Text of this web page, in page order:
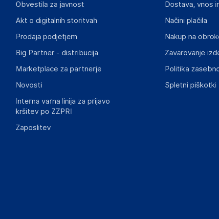
Mary Kingsleystraat 1, 5928 SK Venlo
The Netherlands
Slike o varnosti izdelka
Slike o varnosti izdelka vsebujejo opozorila na embalaži
Obvestila za javnost
Akt o digitalnih storitvah
Prodaja podjetjem
Big Partner - distribucija
Marketplace za partnerje
Novosti
Interna varna linija za prijavo
kršitev po ZZPRI
Zaposlitev
Dostava, vnos
Načini plačila
Nakup na
Zavarovanje
Politika
Spletni piškotki